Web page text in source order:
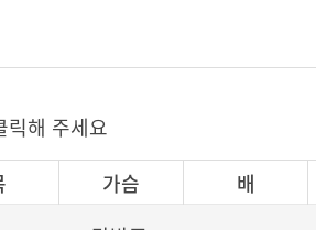
릭해 주세요
가슴 배